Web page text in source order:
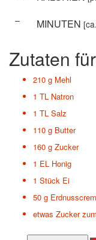
–
MINUTEN
Zutaten
210 g Mehl
1 TL Natron
1 TL Salz
110 g Butter
160 g Zucker
1 EL Honig
1 Stück Ei
50 g
etwas Zucker